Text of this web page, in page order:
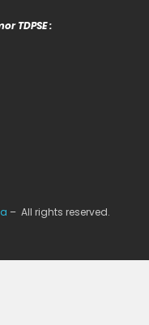
TDPSE :
– All rights reserved.